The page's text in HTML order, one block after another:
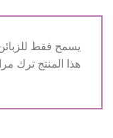
يسمح فقط
هذا المنتج ترك